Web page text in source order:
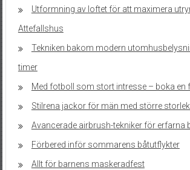
Utformning av loftet för att maximera
Attefallshus
Tekniken bakom modern
timer
Med fotboll som stort intresse – boka en
Stilrena jackor för män med större
Avancerade airbrush-tekniker för erfarna
Förbered inför sommarens båtutflykter
Allt för barnens maskeradfest